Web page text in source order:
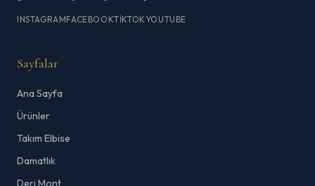
INSTAGRAMFACEBOOKTIKTOK YOUTUBE
Sayfalar
Ana Sayfa
Ürünler
Takım Elbise
Damatlık
Deri Mont